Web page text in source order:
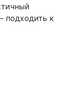
подходить к